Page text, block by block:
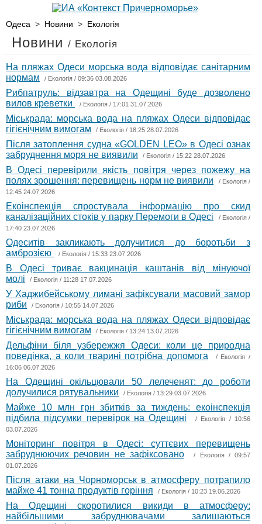
Одеса > Новини > Екологія
Новини / Екологія
На пляжах Одеси морська вода відповідає санітарним
нормам
/ Екологія / 09:36 03.08.2026
Рибпатруль: відзавтра на Одещині буде дозволено
вилов креветки
/ Екологія / 17:01 31.07.2026
Міськрада: морська вода на пляжах Одеси відповідає
гігієнічним вимогам
/ Екологія / 18:25 28.07.2026
Після затоплення судна «GOLDEN LEO» в Одесі ознак
забруднення моря не виявили
/ Екологія / 15:22 28.07.2026
В Одесі перевірили якість повітря через пожежу на
полях зрошення: перевищень норм не виявили
/ Екологія/
12:45 24.07.2026
Екоінспекція спростувала інформацію про скид
каналізаційних стоків у парку Перемоги в Одесі
/ Екологія/
17:40 23.07.2026
Одеситів закликають долучитися до боротьби з
амброзією
/ Екологія / 15:33 23.07.2026
В Одесі триває вакцинація каштанів від мінуючої
молі
/ Екологія / 11:28 17.07.2026
У Хаджибейському лимані зафіксували масовий замор
риби
/ Екологія / 10:55 14.07.2026
Міськрада: морська вода на пляжах Одеси відповідає
гігієнічним вимогам
/ Екологія / 13:24 13.07.2026
Дельфіни біля узбережжя Одеси: коли це природна
поведінка, а коли тварині потрібна допомога
/ Екологія /
16:06 06.07.2026
На Одещині окільцювали 50 лелеченят: до роботи
долучилися рятувальники
/ Екологія / 13:29 03.07.2026
Майже 10 млн грн збитків за тиждень: екоінспекція
підбила підсумки перевірок на Одещині
/ Екологія / 10:56
03.07.2026
Моніторинг повітря в Одесі: суттєвих перевищень
забруднюючих речовин не зафіксовано
/ Екологія/ 09:57
01.07.2026
Після атаки на Чорноморськ в атмосферу потрапило
майже 41 тонна продуктів горіння
/ Екологія / 10:23 19.06.2026
На Одещині скоротилися викиди в атмосферу:
найбільшими забруднювачами залишаються